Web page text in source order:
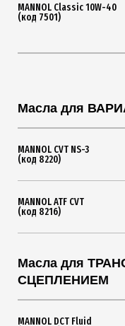
MANNOL Classic 10W-40
(код 7501)
Масла для
MANNOL CVT NS-3
(код 8220)
MANNOL ATF CVT
(код 8216)
Масла для
СЦЕПЛЕНИЕМ
MANNOL DCT Fluid